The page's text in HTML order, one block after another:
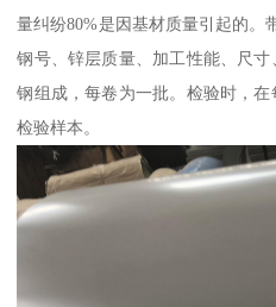
量纠纷80%是因基材质量引起的。
钢号、锌层质量、加工性能、尺
钢组成，每卷为一批。检验时，
检验样本。